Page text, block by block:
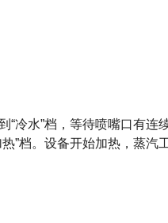
“冷水”档，等待喷嘴口有连
”档。设备开始加热，蒸汽